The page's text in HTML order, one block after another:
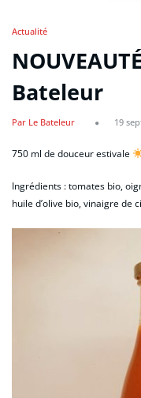
Actualité
Bateleur
Par Le Bateleur 19
750 ml de douceur estivale
Ingrédients : tomates bio,
huile d’olive bio, vinaigre de